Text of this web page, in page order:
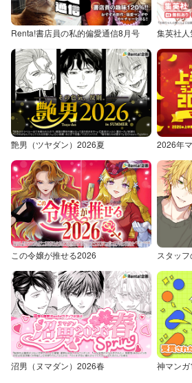
Renta!書店員の私的偏愛通信8月号 集英社
艶男（ツヤダン）2026夏 2026年
この令嬢が推せる2026 スタッ
沼男（ヌマダン）2026春 神マン